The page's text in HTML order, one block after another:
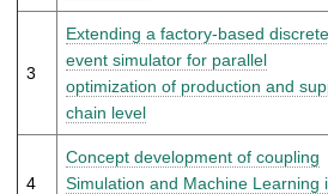
3
Extending a factory-based discrete
event simulator for parallel
optimization of production and
chain level
4
Concept development of coupling
Simulation and Machine Learning